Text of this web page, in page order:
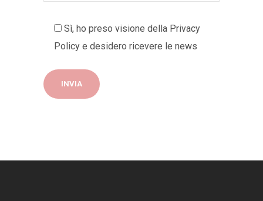
Sì, ho preso visione della Privacy
Policy e desidero ricevere le news